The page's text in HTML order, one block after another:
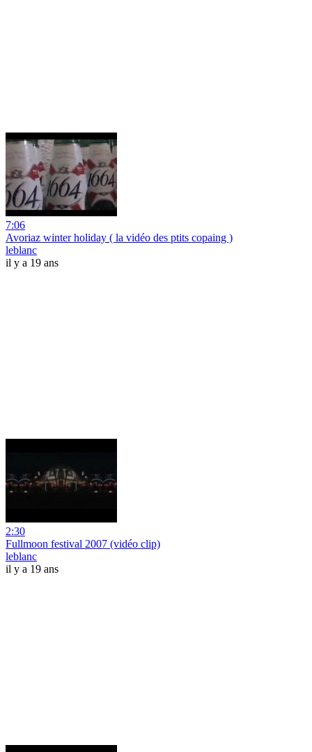
7:06
Avoriaz winter holiday ( la vidéo des ptits copaing )
leblanc
il y a 19 ans
2:30
Fullmoon festival 2007 (vidéo clip)
leblanc
il y a 19 ans